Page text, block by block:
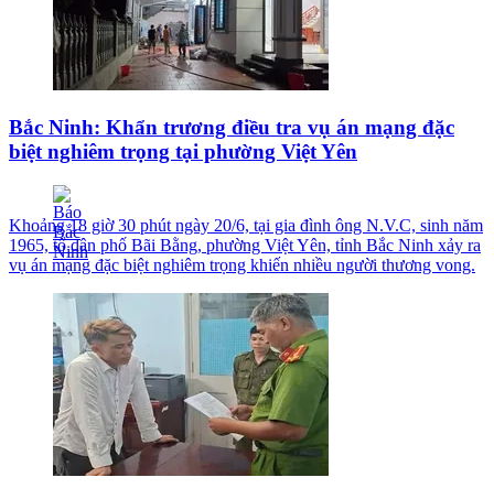
Bắc Ninh: Khẩn trương điều tra vụ án mạng đặc
biệt nghiêm trọng tại phường Việt Yên
Khoảng 18 giờ 30 phút ngày 20/6, tại gia đình ông N.V.C, sinh năm
1965, tổ dân phố Bãi Bằng, phường Việt Yên, tỉnh Bắc Ninh xảy ra
vụ án mạng đặc biệt nghiêm trọng khiến nhiều người thương vong.